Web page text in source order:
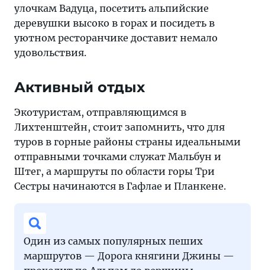
улочкам Вадуца, посетить альпийские
деревушки высоко в горах и посидеть в
уютном ресторанчике доставит немало
удовольствия.
Активный отдых
Экотуристам, отправляющимся в
Лихтенштейн, стоит запомнить, что для
туров в горные районы страны идеальными
отправными точками служат Мальбун и
Штег, а маршруты по области горы Три
Сестры начинаются в Гафлае и Планкене.
Один из самых популярных пеших
маршрутов — Дорога княгини Джины —